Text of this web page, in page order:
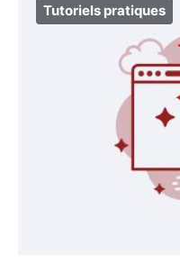
Tutoriels pratiques